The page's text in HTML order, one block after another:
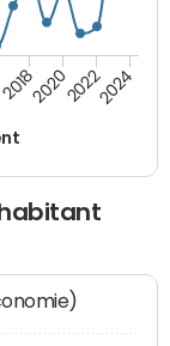
2018202020222024